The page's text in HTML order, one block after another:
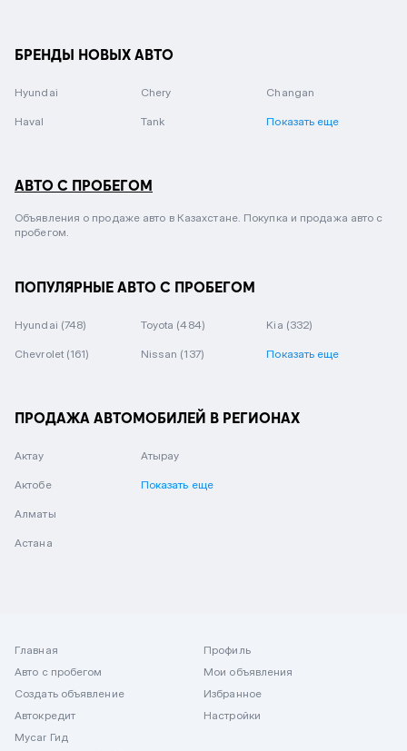
БРЕНДЫ НОВЫХ АВТО
Hyundai Chery Changan
Haval Tank Показать еще
АВТО С ПРОБЕГОМ
Объявления о продаже авто в Казахстане. Покупка и продажа авто с
пробегом.
ПОПУЛЯРНЫЕ АВТО С ПРОБЕГОМ
Hyundai (748) Toyota (484) Kia (332)
Chevrolet (161) Nissan (137) Показать еще
ПРОДАЖА АВТОМОБИЛЕЙ В РЕГИОНАХ
Актау
Актобе
Алматы
Астана
Атырау
Показать еще
Главная
Авто с пробегом
Создать объявление
Автокредит
Mycar Гид
Профиль
Мои объявления
Избранное
Настройки